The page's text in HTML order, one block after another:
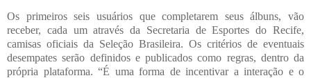
Os primeiros seis usuários que completarem seus álbuns, vão
receber, cada um através da Secretaria de Esportes do Recife,
camisas oficiais da Seleção Brasileira. Os critérios de eventuais
desempates serão definidos e publicados como regras, dentro da
própria plataforma. “É uma forma de incentivar a interação e o